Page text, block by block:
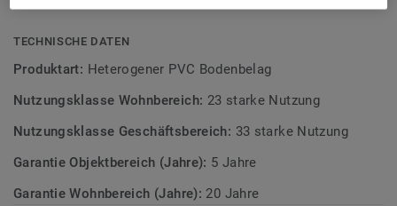
TECHNISCHE DATEN
Produktart: Heterogener PVC Bodenbelag
Nutzungsklasse Wohnbereich: 23 starke Nutzung
Nutzungsklasse Geschäftsbereich: 33 starke Nutzung
Garantie Objektbereich (Jahre): 5 Jahre
Garantie Wohnbereich (Jahre): 20 Jahre